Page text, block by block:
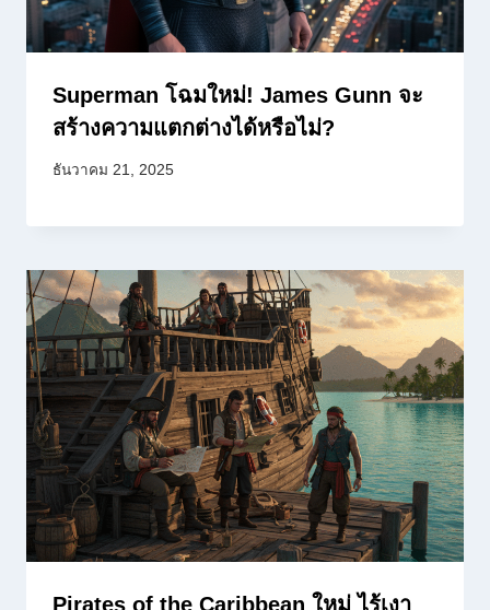
Superman โฉมใหม่! James Gunn จะ
สร้างความแตกต่างได้หรือไม่?
ธันวาคม 21, 2025
Pirates of the Caribbean ใหม่ ไร้เงา